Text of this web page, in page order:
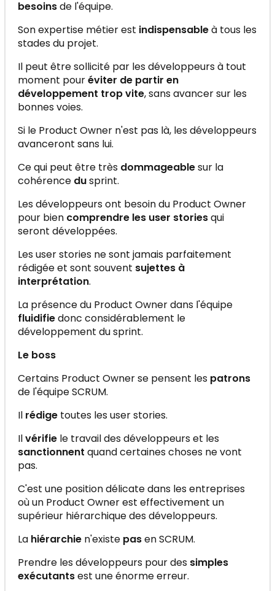
besoinsde l'équipe.
Son expertise métier est indispensableà tous les
stades du projet.
Il peut être sollicité par les développeurs à tout
moment pouréviter de partir en
développement trop vite, sans avancer sur les
bonnes voies.
Si le Product Owner n'est pas là, les développeurs
avanceront sans lui.
Ce qui peut être très dommageablesur la
cohérence dusprint.
Les développeurs ont besoin du Product Owner
pour bien comprendre les user storiesqui
seront développées.
Les user stories ne sont jamais parfaitement
rédigée et sont souvent sujettes à
interprétation.
La présence du Product Owner dans l'équipe
fluidifiedonc considérablement le
développement du sprint.
Le boss
Certains Product Owner se pensent les patrons
de l'équipe SCRUM.
Il rédige toutes les user stories.
Ilvérifie le travail des développeurs et les
sanctionnent quand certaines choses ne vont
pas.
C'est une position délicate dans les entreprises
où un Product Owner est effectivement un
supérieur hiérarchique des développeurs.
La hiérarchie n'existe pasen SCRUM.
Prendre les développeurs pour des simples
exécutantsest une énorme erreur.